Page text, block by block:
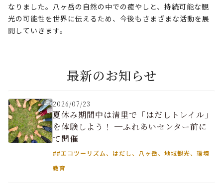
なりました。八ヶ岳の自然の中での癒やしと、持続可能な観
光の可能性を世界に伝えるため、今後もさまざまな活動を展
開していきます。
最新のお知らせ
2026/07/23
夏休み期間中は清里で「はだしトレイル」
を体験しよう！ ─ふれあいセンター前に
て開催
##エコツーリズム、はだし、八ヶ岳、地域観光、環境
教育